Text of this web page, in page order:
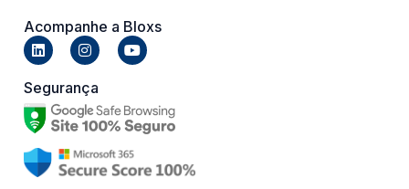
Acompanhe a Bloxs
Segurança